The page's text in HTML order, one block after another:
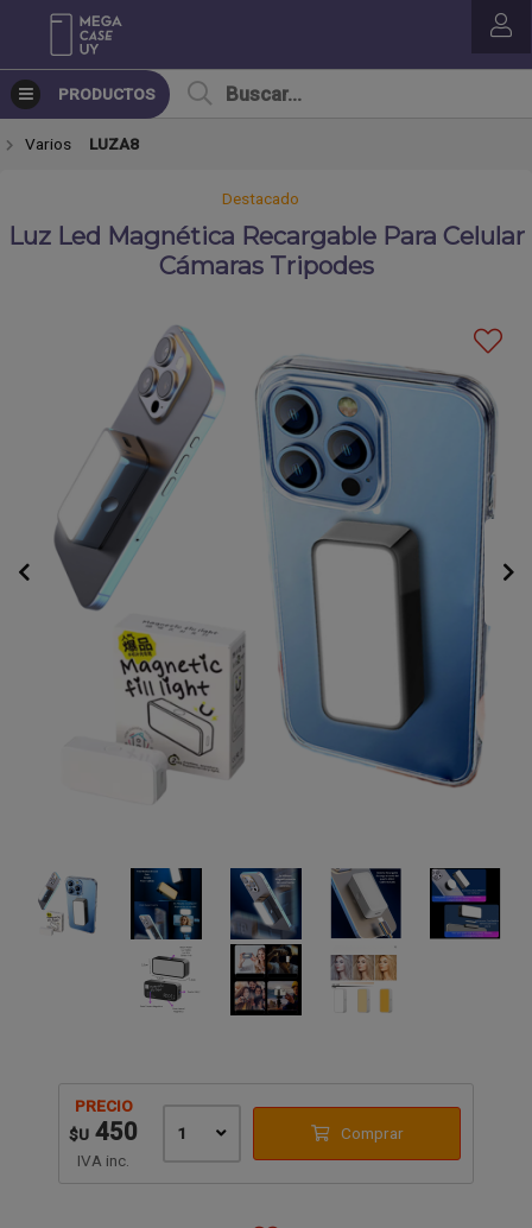
Compartir por email
PRODUCTOS
Varios LUZA8
Destacado
Luz Led Magnética Recargable Para Celular
Cámaras Tripodes
PRECIO
$U 450
IVA inc.
1 Comprar